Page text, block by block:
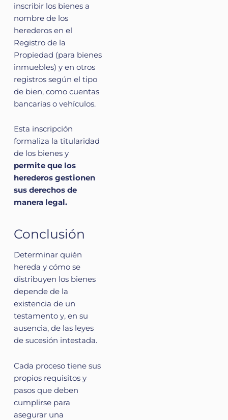
inscribir los bienes a
nombre de los
herederos en el
Registro de la
Propiedad (para bienes
inmuebles) y en otros
registros según el tipo
de bien, como cuentas
bancarias o vehículos.
Esta inscripción
formaliza la titularidad
de los bienes y
permite que los
herederos gestionen
sus derechos de
manera legal.
Conclusión
Determinar quién
hereda y cómo se
distribuyen los bienes
depende de la
existencia de un
testamento y, en su
ausencia, de las leyes
de sucesión intestada.
Cada proceso tiene sus
propios requisitos y
pasos que deben
cumplirse para
asegurar una